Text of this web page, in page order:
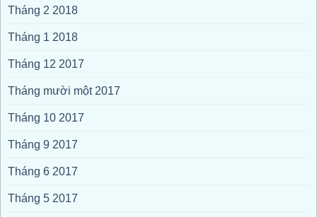
Tháng 2 2018
Tháng 1 2018
Tháng 12 2017
Tháng mười một 2017
Tháng 10 2017
Tháng 9 2017
Tháng 6 2017
Tháng 5 2017